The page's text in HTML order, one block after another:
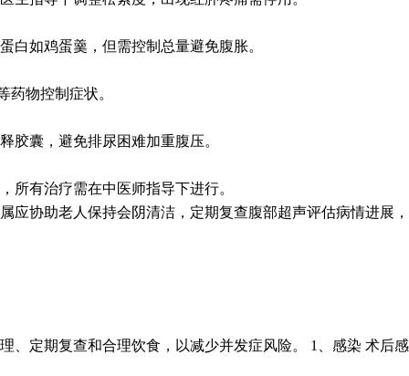
白如鸡蛋羹，但需控制总量避免腹胀。
物控制症状。
胶囊，避免排尿困难加重腹压。
所有治疗需在中医师指导下进行。
协助老人保持会阴清洁，定期复查腹部超声评估病情进展，
、定期复查和合理饮食，以减少并发症风险。 1、感染 术后感